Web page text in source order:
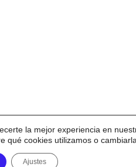
la mejor experiencia en
qué cookies utilizamos o
Ajustes